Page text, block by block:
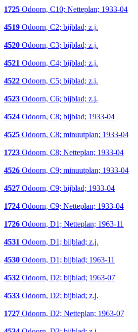
1725 Odoorn, C10; Netteplan; 1933-04
4519 Odoorn, C2; bijblad; z.j.
4520 Odoorn, C3; bijblad; z.j.
4521 Odoorn, C4; bijblad; z.j.
4522 Odoorn, C5; bijblad; z.j.
4523 Odoorn, C6; bijblad; z.j.
4524 Odoorn, C8; bijblad; 1933-04
4525 Odoorn, C8; minuutplan; 1933-04
1723 Odoorn, C8; Netteplan; 1933-04
4526 Odoorn, C9; minuutplan; 1933-04
4527 Odoorn, C9; bijblad; 1933-04
1724 Odoorn, C9; Netteplan; 1933-04
1726 Odoorn, D1; Netteplan; 1963-11
4531 Odoorn, D1; bijblad; z.j.
4530 Odoorn, D1; bijblad; 1963-11
4532 Odoorn, D2; bijblad; 1963-07
4533 Odoorn, D2; bijblad; z.j.
1727 Odoorn, D2; Netteplan; 1963-07